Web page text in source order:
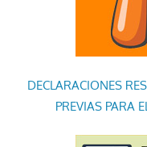
DECLARACIONES
PREVIAS PARA